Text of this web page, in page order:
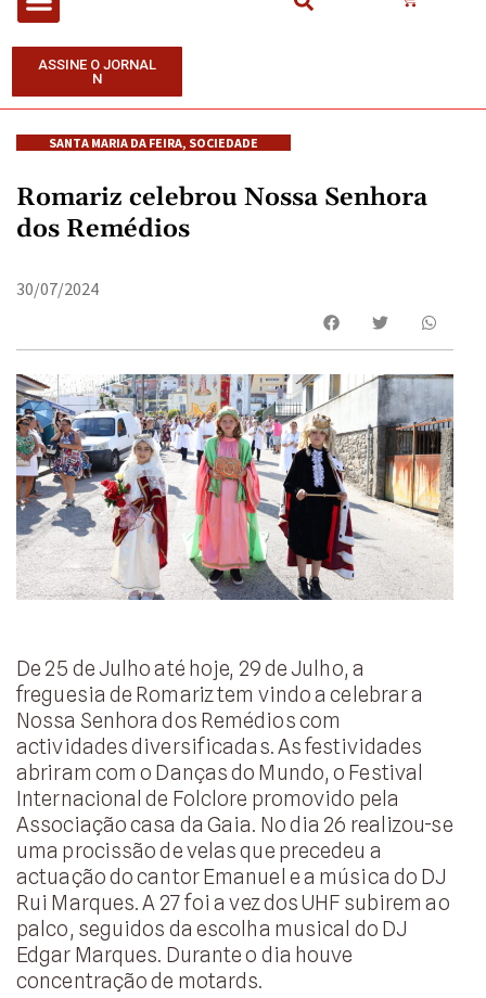
ASSINE O JORNAL
N
SANTA MARIA DA FEIRA, SOCIEDADE
Romariz celebrou Nossa Senhora
dos Remédios
30/07/2024
De 25 de Julho até hoje, 29 de Julho, a
freguesia de Romariz tem vindo a celebrar a
Nossa Senhora dos Remédios com
actividades diversificadas. As festividades
abriram com o Danças do Mundo, o Festival
Internacional de Folclore promovido pela
Associação casa da Gaia. No dia 26 realizou-se
uma procissão de velas que precedeu a
actuação do cantor Emanuel e a música do DJ
Rui Marques. A 27 foi a vez dos UHF subirem ao
palco, seguidos da escolha musical do DJ
Edgar Marques. Durante o dia houve
concentração de motards.